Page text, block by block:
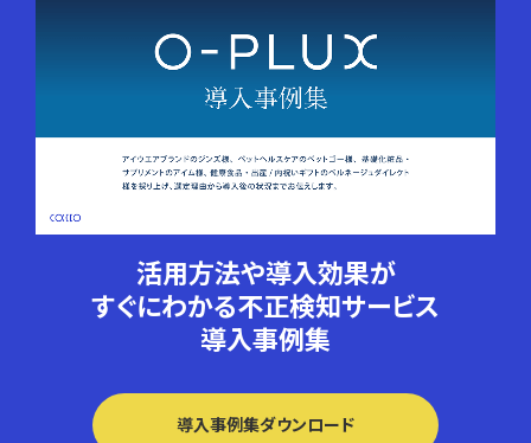
活用方法や導入効果が
すぐにわかる不正検知サービス
導入事例集
導入事例集ダウンロード